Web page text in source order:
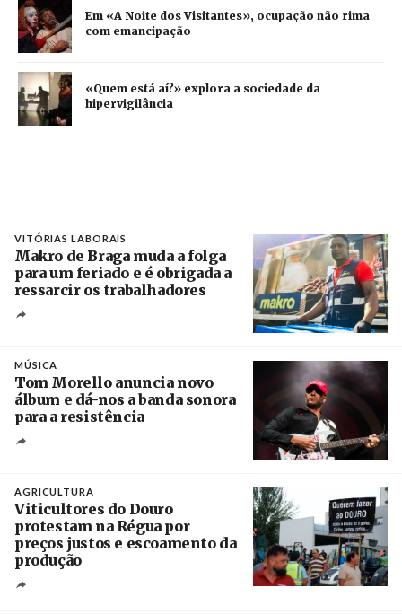
Em «A Noite dos Visitantes», ocupação não rima
com emancipação
«Quem está aí?» explora a sociedade da
hipervigilância
VITÓRIAS LABORAIS
Makro de Braga muda a folga
para um feriado e é obrigada a
ressarcir os trabalhadores
MÚSICA
Tom Morello anuncia novo
álbum e dá-nos a banda sonora
para a resistência
AGRICULTURA
Viticultores do Douro
protestam na Régua por
preços justos e escoamento da
produção